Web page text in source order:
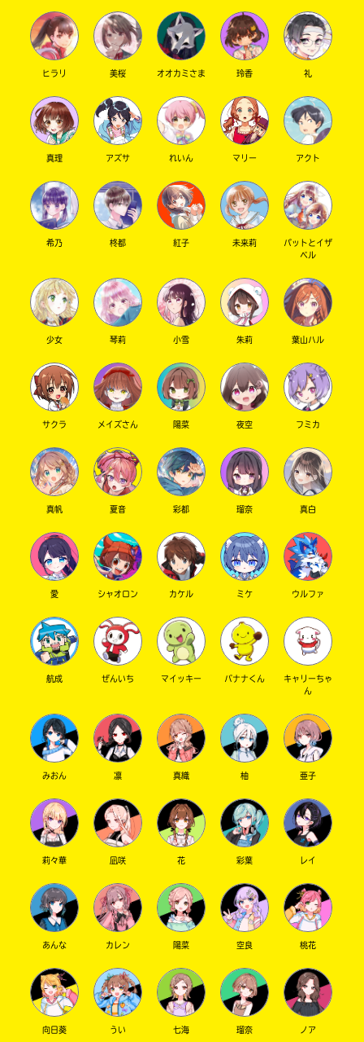
キーワードから探す
オフィシャルアカウント
SNSでシェアする
ヒラリ 美桜 オオカミさま 玲香 礼
真理 アズサ れいん マリー アクト
希乃 柊都 紅子 未来莉
パットとイザ
ベル
少女 琴莉 小雪 朱莉 葉山ハル
サクラ メイズさん 陽菜 夜空 フミカ
真帆 夏音 彩都 瑠奈 真白
愛 シャオロン カケル ミケ ウルファ
航成 ぜんいち マイッキー バナナくん
キャリーちゃ
ん
みおん 凛 真織 柚 亜子
莉々華 凪咲 花 彩葉 レイ
あんな カレン 陽菜 空良 桃花
向日葵 うい 七海 瑠奈 ノア